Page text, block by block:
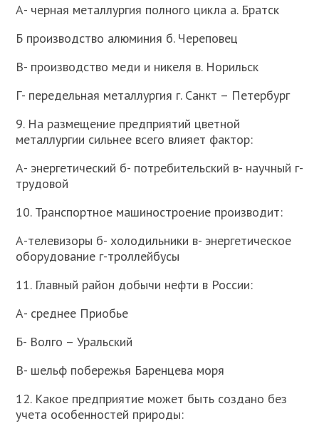
А- черная металлургия полного цикла а. Братск
Б производство алюминия б. Череповец
В- производство меди и никеля в. Норильск
Г- передельная металлургия г. Санкт – Петербург
9. На размещение предприятий цветной
металлургии сильнее всего влияет фактор:
А- энергетический б- потребительский в- научный г-
трудовой
10. Транспортное машиностроение производит:
А-телевизоры б- холодильники в- энергетическое
оборудование г-троллейбусы
11. Главный район добычи нефти в России:
А- среднее Приобье
Б- Волго – Уральский
В- шельф побережья Баренцева моря
12. Какое предприятие может быть создано без
учета особенностей природы: